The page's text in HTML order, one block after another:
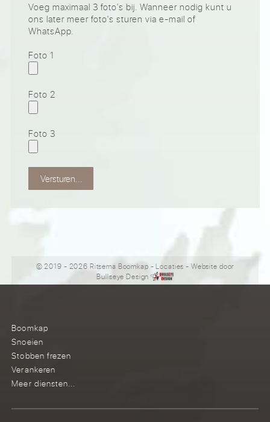
Voeg maximaal 3 foto's bij. Wanneer nodig kunt u
ons later meer foto's sturen via e-mail of
WhatsApp.
Foto 1
Foto 2
Foto 3
Versturen...
© 2019 - 2026 Ritsema Boomkap -Locaties - Website door
Bullseye Design
Boomkap
Snoeien
Stobben frezen
Verankeren
Meer diensten...